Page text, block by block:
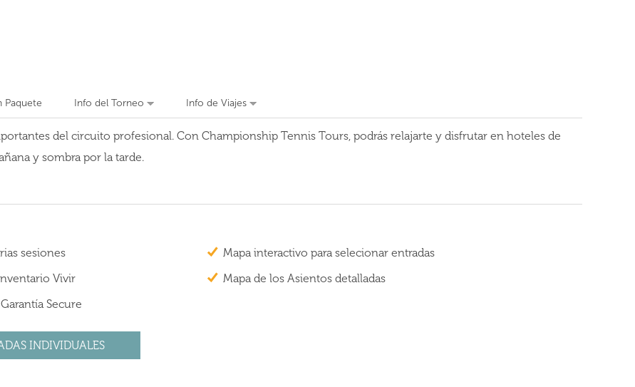
Paquete Info del Torneo Info de Viajes
del circuito profesional. Con Championship Tennis Tours, podrás relajarte y disfrutar en hoteles de
y sombra por la tarde.
sesiones
Mapa interactivo para selecionar entradas
Vivir
Mapa de los Asientos detalladas
Secure
INDIVIDUALES